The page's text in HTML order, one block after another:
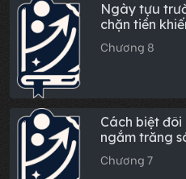
Ngày tựu
chặn tiền
đã nổi điên
Chương 8
Cách biệt
ngắm trăng
Chương 7